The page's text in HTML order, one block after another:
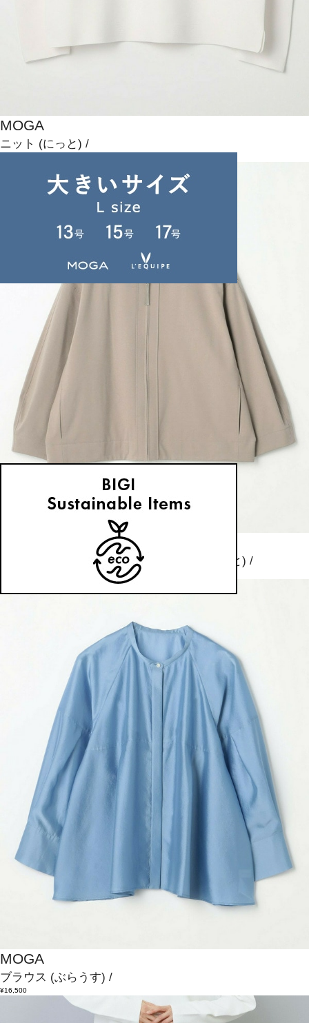
MOGA
ニット (にっと) /
ノーカラージャケット(のーからーじゃけっと) /
MOGA
ブラウス (ぶらうす) /
¥16,500